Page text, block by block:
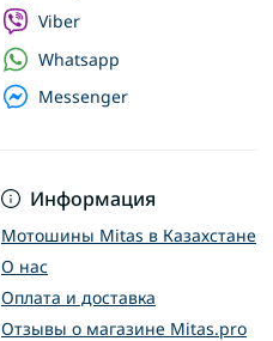
Информация
Мотошины Mitas в Казахстане
О нас
Оплата и доставка
Отзывы о магазине Mitas.pro
Viber
Whatsapp
Messenger